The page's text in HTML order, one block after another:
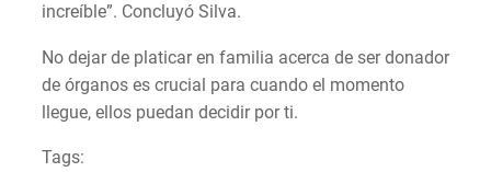
increíble”. Concluyó Silva.
No dejar de platicar en familia acerca de ser donador
de órganos es crucial para cuando el momento
llegue, ellos puedan decidir por ti.
Tags: